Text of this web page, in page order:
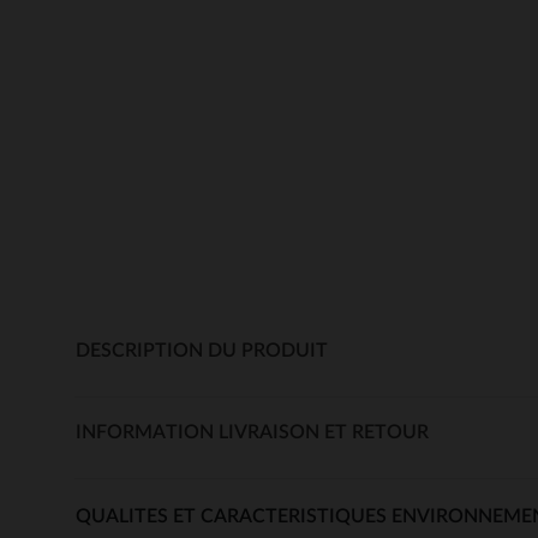
DESCRIPTION DU PRODUIT
INFORMATION LIVRAISON ET RETOUR
QUALITES ET CARACTERISTIQUES